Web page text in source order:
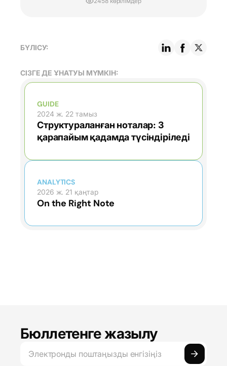
БҮЛІСУ:
СІЗГЕ ДЕ ҰНАТУЫ МҮМКІН:
GUIDE
2024 ж. 22 тамыз
Структураланған ноталар: 3
қарапайым қадамда түсіндіріледі
ANALYTICS
2026 ж. 21 қаңтар
On the Right Note
Бюллетенге жазылу